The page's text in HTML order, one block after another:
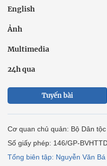
English
Ảnh
Multimedia
24h qua
Tuyến bài
Cơ quan chủ quản: Bộ Dân
Số giấy phép: 146/GP-
Tổng biên tập: Nguyễn Văn Bá